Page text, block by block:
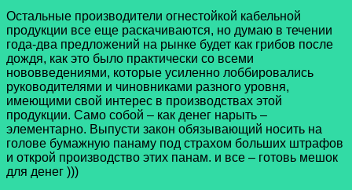
Остальные производители огнестойкой кабельной
продукции все еще раскачиваются, но думаю в течении
года-два предложений на рынке будет как грибов после
дождя, как это было практически со всеми
нововведениями, которые усиленно лоббировались
руководителями и чиновниками разного уровня,
имеющими свой интерес в производствах этой
продукции. Само собой – как денег нарыть –
элементарно. Выпусти закон обязывающий носить на
голове бумажную панаму под страхом больших штрафов
и открой производство этих панам. и все – готовь мешок
для денег )))